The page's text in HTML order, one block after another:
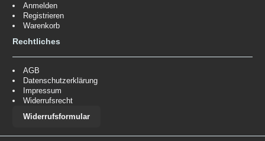
Anmelden
Registrieren
Warenkorb
Rechtliches
AGB
Datenschutzerklärung
Impressum
Widerrufsrecht
Widerrufsformular